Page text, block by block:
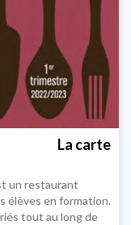
La carte
un restaurant
élèves en formation.
tout au long de